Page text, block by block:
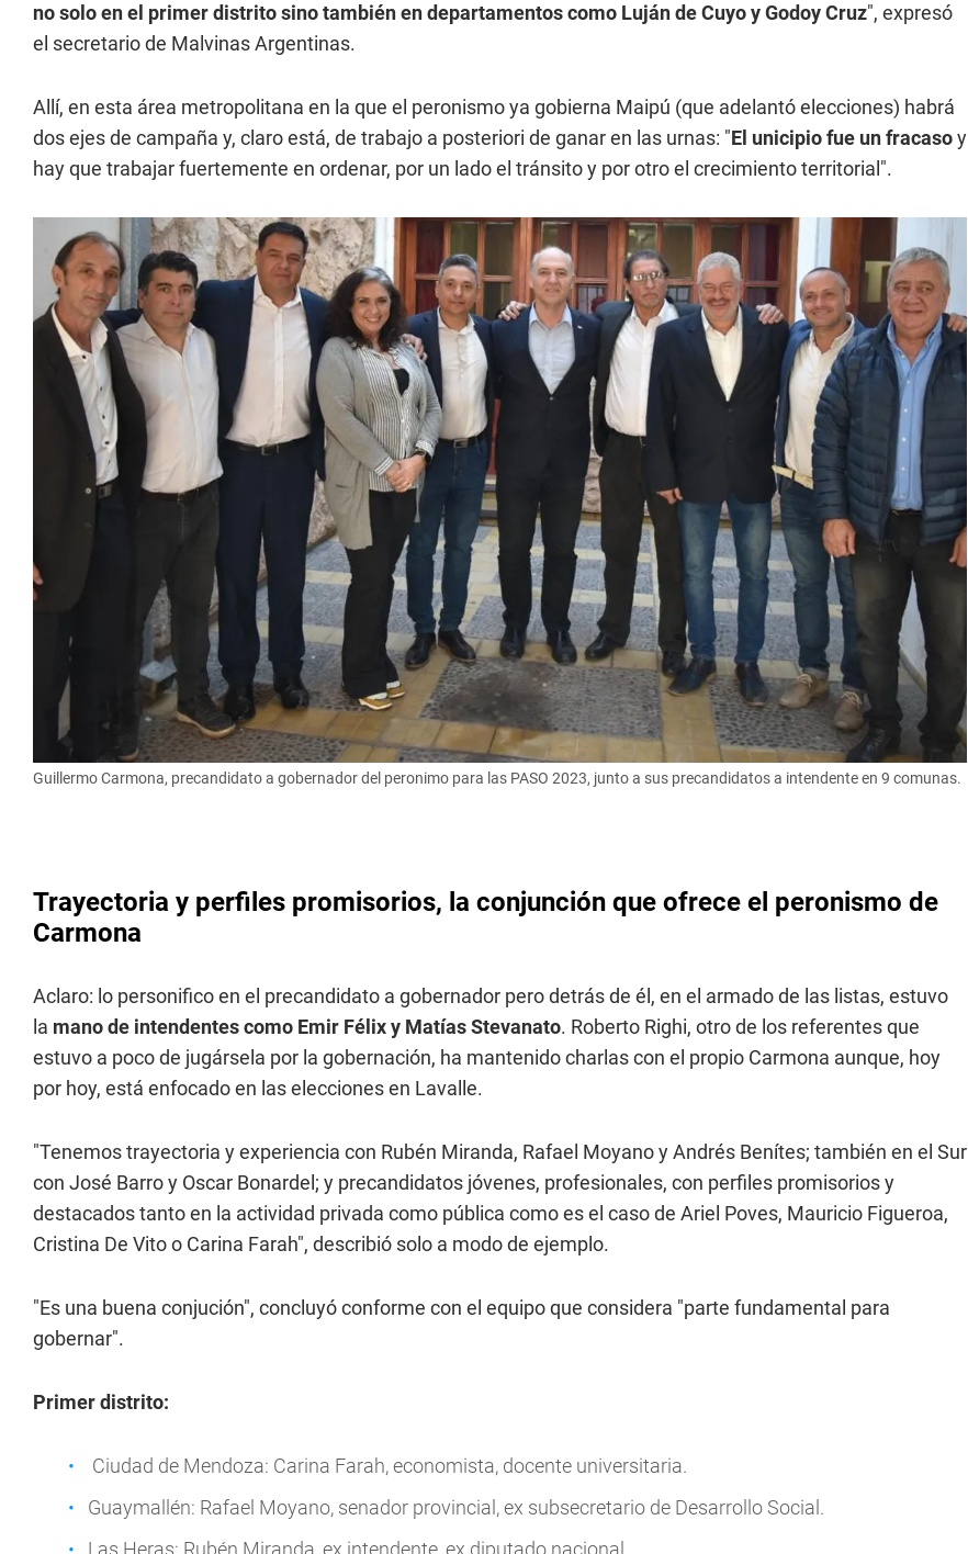
no solo en el primer distrito sino también en departamentos como Luján de Cuyo y Godoy Cruz", expresó
el secretario de Malvinas Argentinas.
Allí, en esta área metropolitana en la que el peronismo ya gobierna Maipú (que adelantó elecciones) habrá
dos ejes de campaña y, claro está, de trabajo a posteriori de ganar en las urnas: "El unicipio fue un fracasoy
hay que trabajar fuertemente en ordenar, por un lado el tránsito y por otro el crecimiento territorial".
Guillermo Carmona, precandidato a gobernador del peronimo para las PASO 2023, junto a sus precandidatos a intendente en 9 comunas.
Trayectoria y perfiles promisorios, la conjunción que ofrece el peronismo de
Carmona
Aclaro: lo personifico en el precandidato a gobernador pero detrás de él, en el armado de las listas, estuvo
la mano de intendentes como Emir Félix y Matías Stevanato. Roberto Righi, otro de los referentes que
estuvo a poco de jugársela por la gobernación, ha mantenido charlas con el propio Carmona aunque, hoy
por hoy, está enfocado en las elecciones en Lavalle.
"Tenemos trayectoria y experiencia con Rubén Miranda, Rafael Moyano y Andrés Benítes; también en el Sur
con José Barro y Oscar Bonardel; y precandidatos jóvenes, profesionales, con perfiles promisorios y
destacados tanto en la actividad privada como pública como es el caso de Ariel Poves, Mauricio Figueroa,
Cristina De Vito o Carina Farah", describió solo a modo de ejemplo.
"Es una buena conjución", concluyó conforme con el equipo que considera "parte fundamental para
gobernar".
Primer distrito:
Ciudad de Mendoza: Carina Farah, economista, docente universitaria.
Guaymallén: Rafael Moyano, senador provincial, ex subsecretario de Desarrollo Social.
Las Heras: Rubén Miranda, ex intendente, ex diputado nacional.